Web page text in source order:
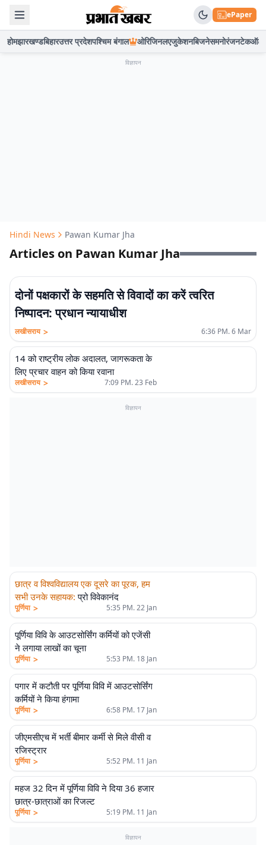
ePaper
होमझारखण्डबिहारउत्तर प्रदेशपश्चिम बंगाल ओरिजिनलएजुकेशनबिजनेसमनोरंजनटेकऑटो
विज्ञापन
Hindi News Pawan Kumar Jha
Articles on Pawan Kumar Jha
दोनों पक्षकारों के सहमति से विवादों का करें त्वरित
निष्पादन: प्रधान न्यायाधीश
लखीसराय > 6:36 PM. 6 Mar
14 को राष्ट्रीय लोक अदालत, जागरूकता के
लिए प्रचार वाहन को किया रवाना
लखीसराय > 7:09 PM. 23 Feb
विज्ञापन
छात्र व विश्वविद्यालय एक दूसरे का पूरक, हम
सभी उनके सहायक: प्रो विवेकानंद
पूर्णिया > 5:35 PM. 22 Jan
पूर्णिया विवि के आउटसोर्सिंग कर्मियों को एजेंसी
ने लगाया लाखों का चूना
पूर्णिया > 5:53 PM. 18 Jan
पगार में कटौती पर पूर्णिया विवि में आउटसोर्सिंग
कर्मियों ने किया हंगामा
पूर्णिया > 6:58 PM. 17 Jan
जीएमसीएच में भर्ती बीमार कर्मी से मिले वीसी व
रजिस्ट्रार
पूर्णिया > 5:52 PM. 11 Jan
महज 32 दिन में पूर्णिया विवि ने दिया 36 हजार
छात्र-छात्राओं का रिजल्ट
पूर्णिया > 5:19 PM. 11 Jan
विज्ञापन